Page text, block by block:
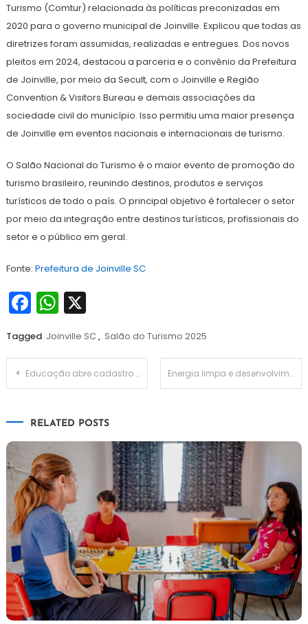
Turismo (Comtur) relacionada às políticas preconizadas em
2020 para o governo municipal de Joinville. Explicou que todas as
diretrizes foram assumidas, realizadas e entregues. Dos novos
pleitos em 2024, destacou a parceria e o convênio da Prefeitura
de Joinville, por meio da Secult, com o Joinville e Região
Convention & Visitors Bureau e demais associações da
sociedade civil do município. Isso permitiu uma maior presença
de Joinville em eventos nacionais e internacionais de turismo.
O Salão Nacional do Turismo é o maior evento de promoção do
turismo brasileiro, reunindo destinos, produtos e serviços
turísticos de todo o país. O principal objetivo é fortalecer o setor
por meio da integração entre destinos turísticos, profissionais do
setor e o público em geral.
Fonte: Prefeitura de Joinville SC
Facebook
WhatsApp
X
Tagged Joinville SC, Salão do Turismo 2025
Navegação
Educação abre cadastro de vagas para P4 na Rede Municipal de Londrina Energia limpa e desenvolvimento: Nordeste avança
RELATED POSTS